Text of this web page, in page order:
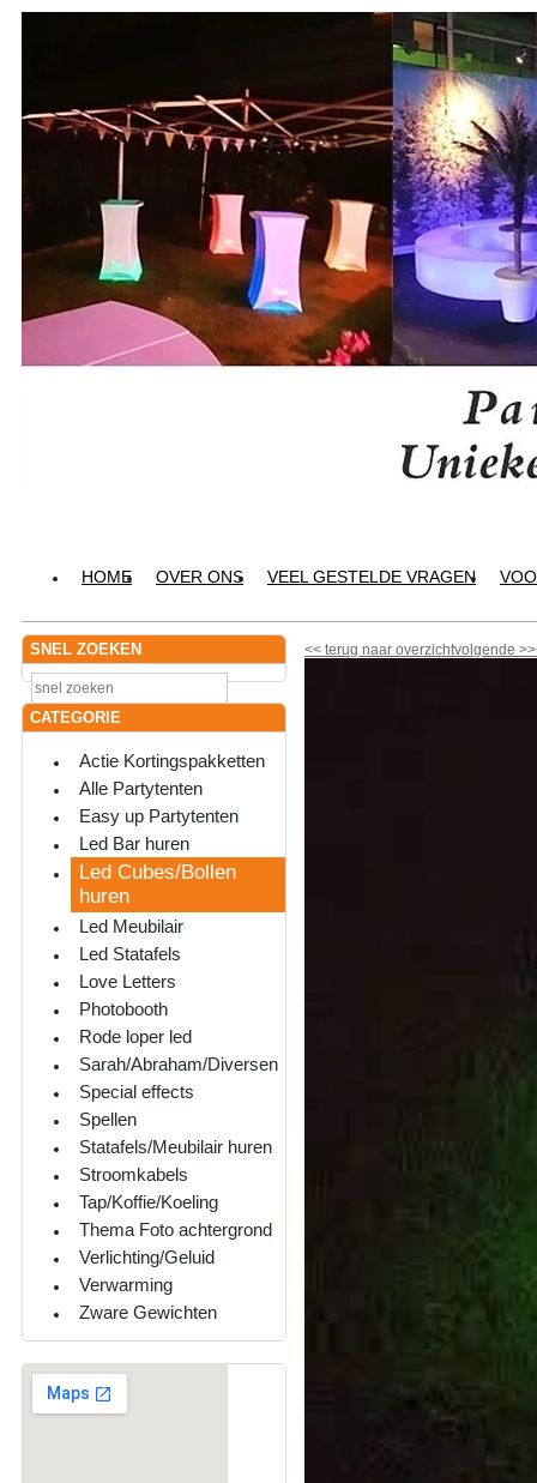
HOME OVER ONS VEEL GESTELDE VRAGEN
SNEL ZOEKEN
CATEGORIE
Actie Kortingspakketten
Alle Partytenten
Easy up Partytenten
Led Bar huren
Led Cubes/Bollen
huren
Led Meubilair
Led Statafels
Love Letters
Photobooth
Rode loper led
Sarah/Abraham/Diversen
Special effects
Spellen
Statafels/Meubilair huren
Stroomkabels
Tap/Koffie/Koeling
Thema Foto achtergrond
Verlichting/Geluid
Verwarming
Zware Gewichten
<< terug naar overzichtvolgende >>